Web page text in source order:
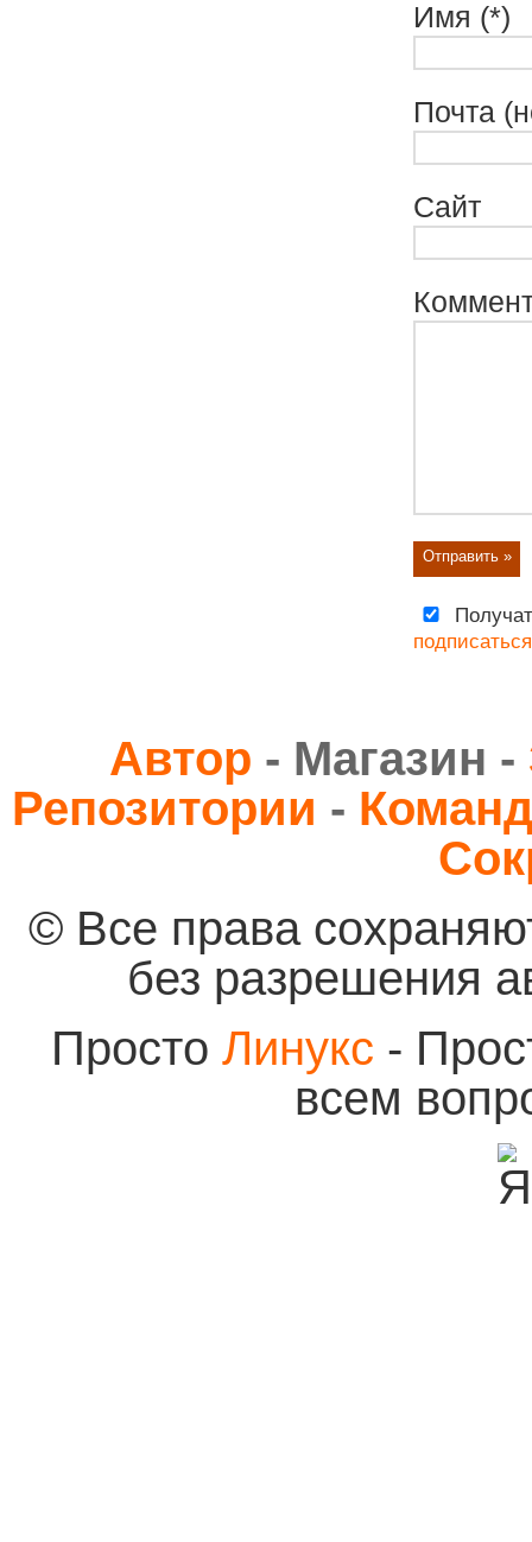
Имя (*)
Почта
Сайт
подписаться
Автор - Магазин -
Репозитории -
© Все права
без разрешения
Просто Линукс -
всем